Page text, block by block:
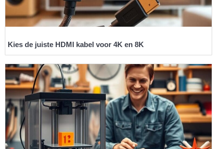
Kies de juiste HDMI kabel voor 4K en 8K